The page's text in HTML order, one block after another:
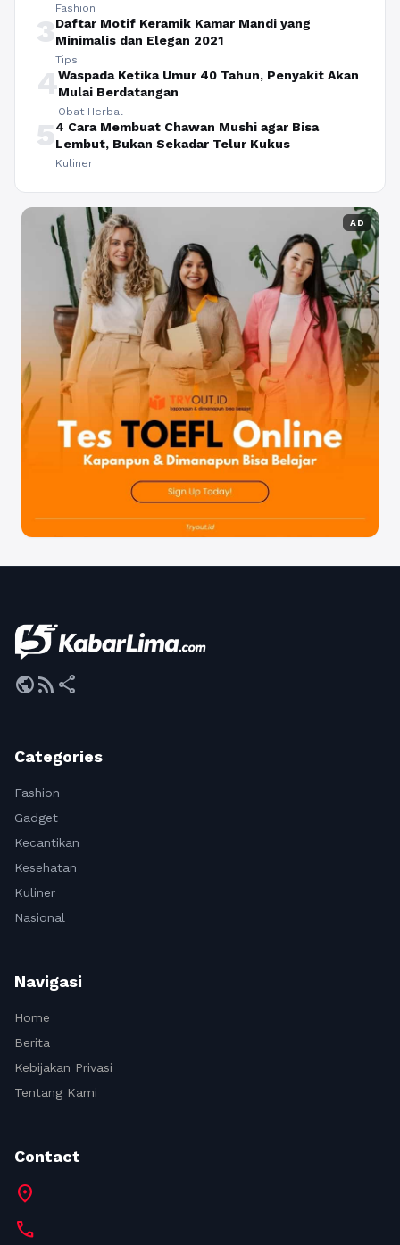
Fashion
3Daftar Motif Keramik Kamar Mandi yang
Minimalis dan Elegan 2021
Tips
4Waspada Ketika Umur 40 Tahun, Penyakit Akan
Mulai Berdatangan
Obat Herbal
54 Cara Membuat Chawan Mushi agar Bisa
Lembut, Bukan Sekadar Telur Kukus
Kuliner
AD
publicrss_feed share
Categories
Fashion
Gadget
Kecantikan
Kesehatan
Kuliner
Nasional
Navigasi
Home
Berita
Kebijakan Privasi
Tentang Kami
Contact
location_on
call